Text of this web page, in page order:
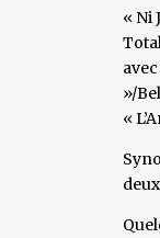
« Ni
»/
«